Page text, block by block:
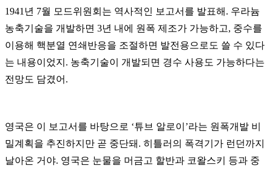
1941 년 7월 모드위원회는 역사적인 보고서를 발표해 . 우라늄
농축기술을 개발하면 3년 내에 원폭 제조가 가능하고, 중수를
이용해 핵분열 연쇄반응을 조절하면 발전용으로도 쓸 수 있다
는 내용이었지 . 농축기술이 개발되면 경수 사용도 가능하다는
전망도 담겼어 .
영국은 이 보고서를 바탕으로 ‘튜브 알로이 ’라는 원폭개발 비
밀계획을 추진하지만 곧 중단돼 . 히틀러의 폭격기가 런던까지
날아온 거야. 영국은 눈물을 머금고 할반과 코왈스키 등과 중